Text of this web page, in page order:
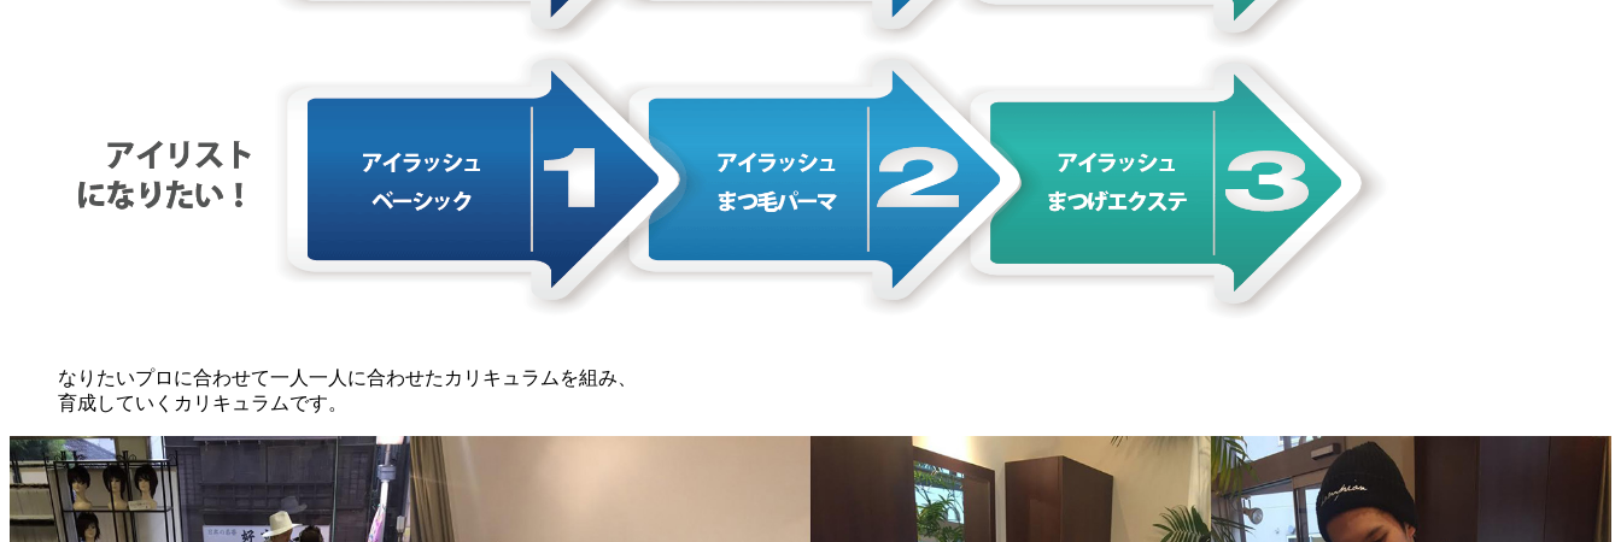
なりたいプロに合わせて一人一人に合わせたカリキュラムを組み、
育成していくカリキュラムです。